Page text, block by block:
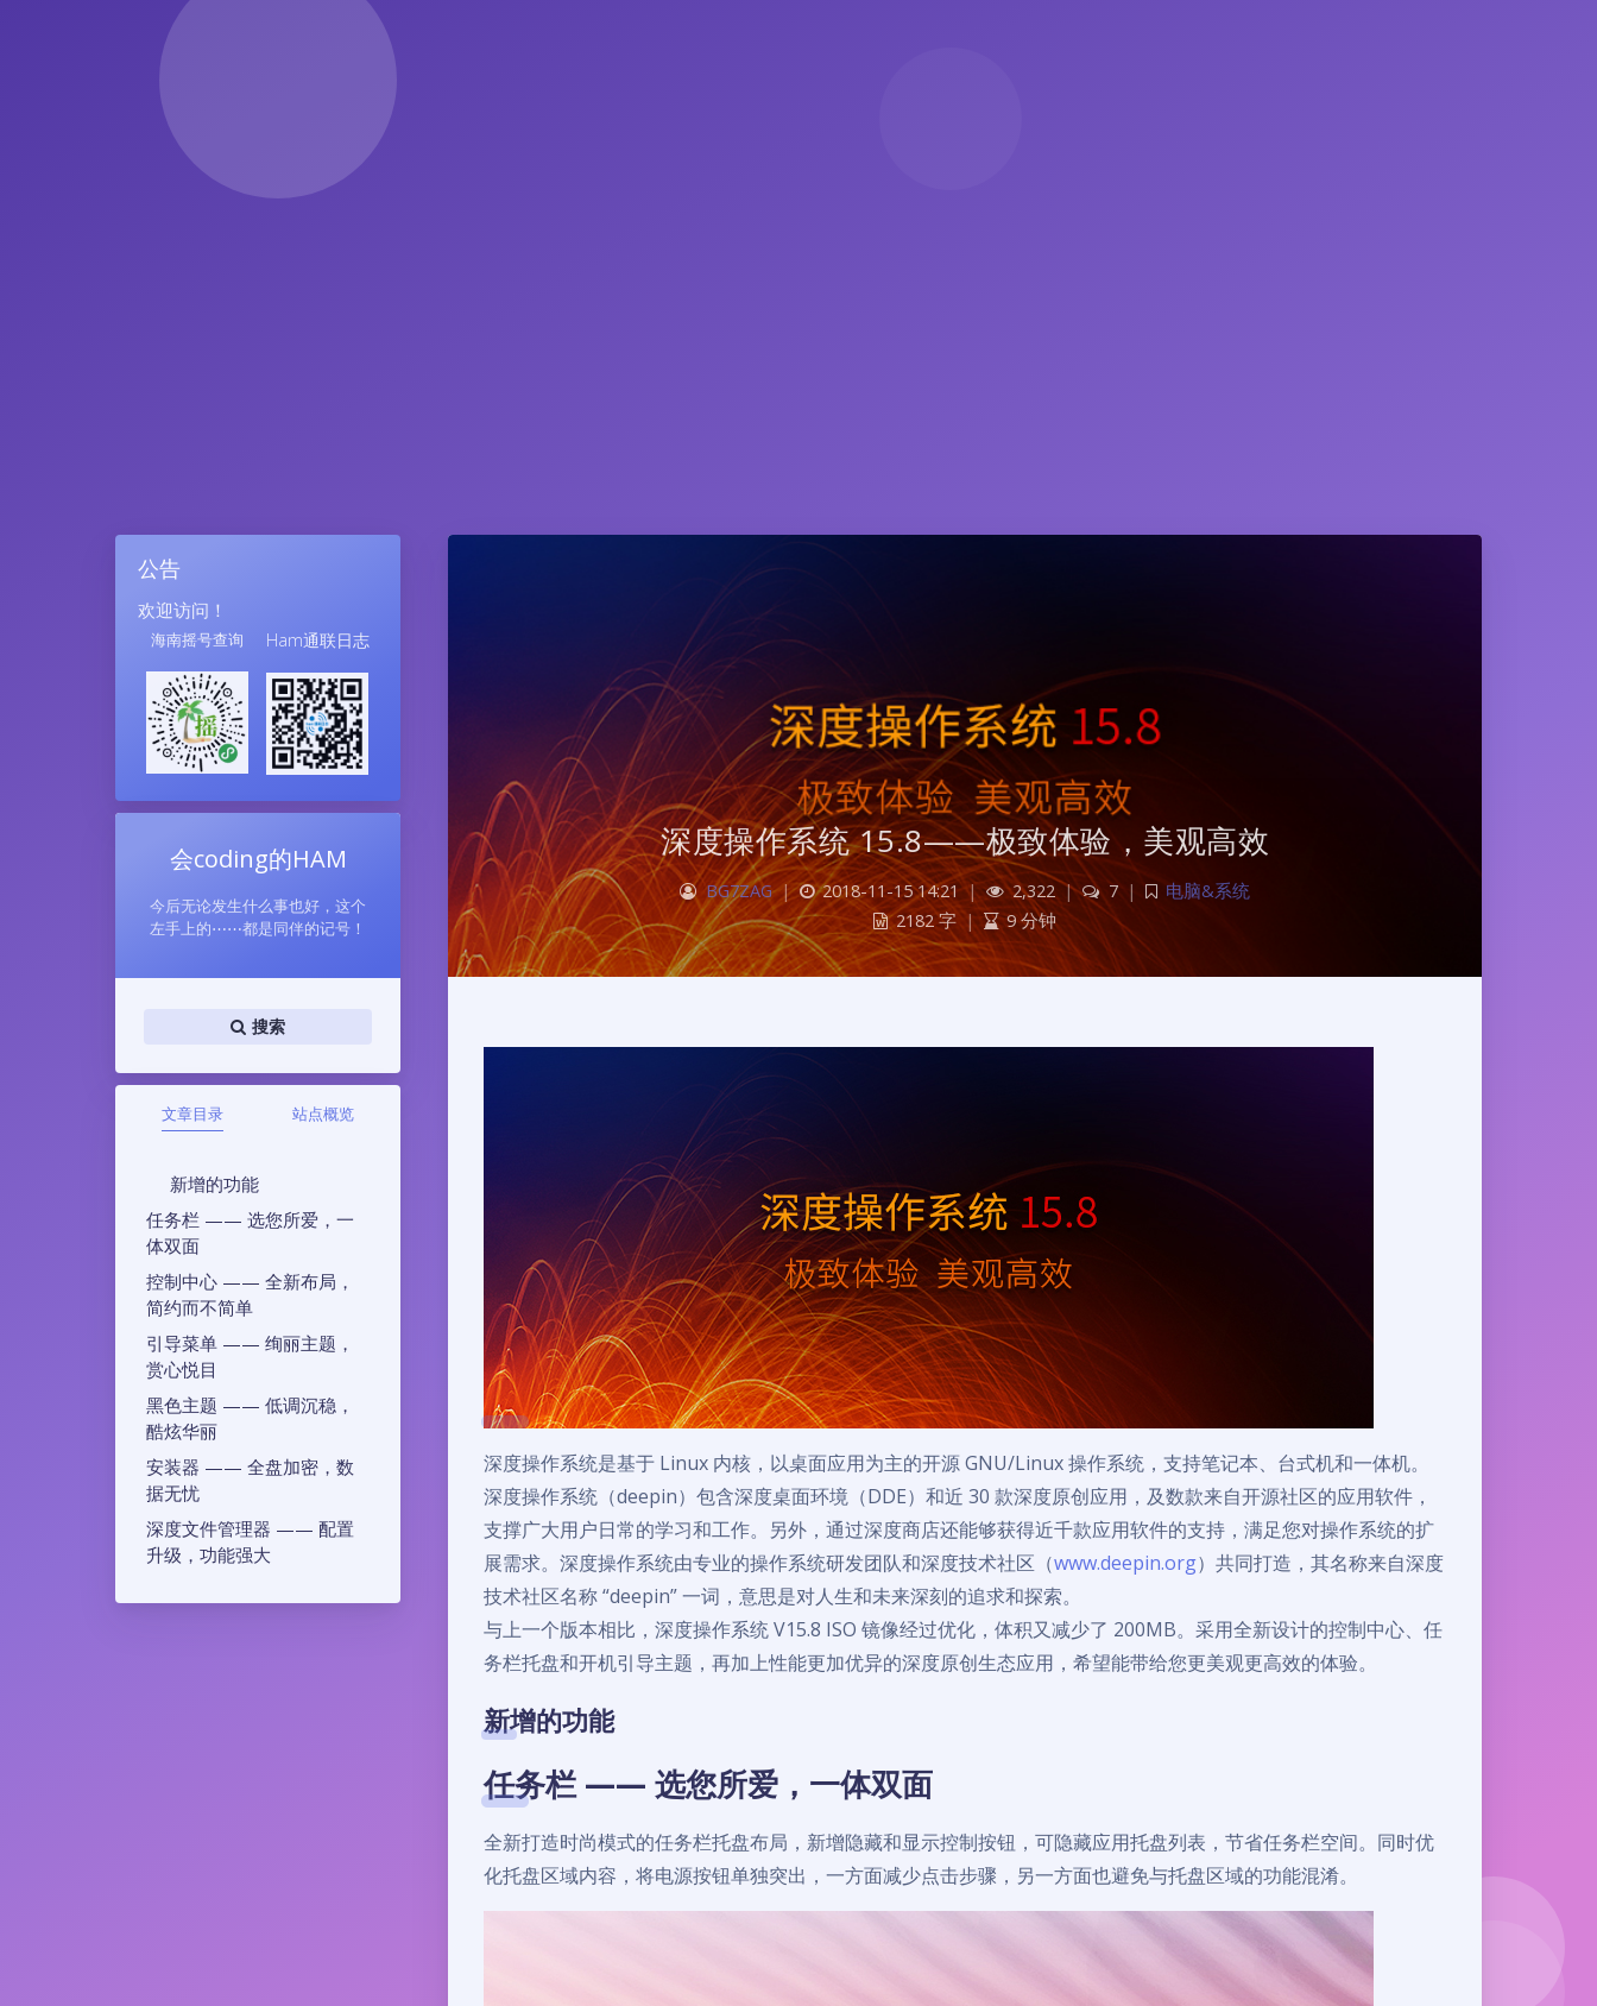
公告
欢迎访问！
海南摇号查询 Ham通联日志
会coding的HAM
今后无论发生什么事也好，这个
左手上的⋯⋯都是同伴的记号！
搜索
文章目录 站点概览
新增的功能
任务栏 —— 选您所爱，一
体双面
控制中心 —— 全新布局，
简约而不简单
引导菜单 —— 绚丽主题，
赏心悦目
黑色主题 —— 低调沉稳，
酷炫华丽
安装器 —— 全盘加密，数
据无忧
深度文件管理器 —— 配置
升级，功能强大
深度操作系统 15.8——极致体验，美观高效
BG7ZAG | 2018-11-15 14:21 | 2,322 | 7 |
电脑&系统
2182 字 | 9 分钟
深度操作系统是基于 Linux 内核，以桌面应用为主的开源 GNU/Linux 操作系统，支持笔记本、台式机和一体机。
深度操作系统（deepin）包含深度桌面环境（DDE）和近 30 款深度原创应用，及数款来自开源社区的应用软件，
支撑广大用户日常的学习和工作。另外，通过深度商店还能够获得近千款应用软件的支持，满足您对操作系统的扩
展需求。深度操作系统由专业的操作系统研发团队和深度技术社区（www.deepin.org）共同打造，其名称来自深度
技术社区名称 “deepin” 一词，意思是对人生和未来深刻的追求和探索。
与上一个版本相比，深度操作系统 V15.8 ISO 镜像经过优化，体积又减少了 200MB。采用全新设计的控制中心、任
务栏托盘和开机引导主题，再加上性能更加优异的深度原创生态应用，希望能带给您更美观更高效的体验。
新增的功能
任务栏 —— 选您所爱，一体双面
全新打造时尚模式的任务栏托盘布局，新增隐藏和显示控制按钮，可隐藏应用托盘列表，节省任务栏空间。同时优
化托盘区域内容，将电源按钮单独突出，一方面减少点击步骤，另一方面也避免与托盘区域的功能混淆。